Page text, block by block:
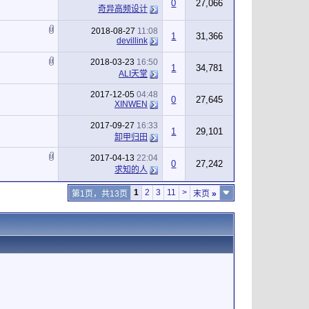
奇异高频设计
0 27,066
2018-08-27 11:08
devillink
1 31,366
2018-03-23 16:50
ALI天堂
1 34,781
2017-12-05 04:48
XINWEN
0 27,645
2017-09-27 16:33
卸甲归田
1 29,101
2017-04-13 22:04
求知的人
0 27,242
第1页，共13页 1 2 3 11 > 末页 »